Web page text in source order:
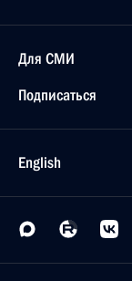
Для СМИ
Подписаться
English